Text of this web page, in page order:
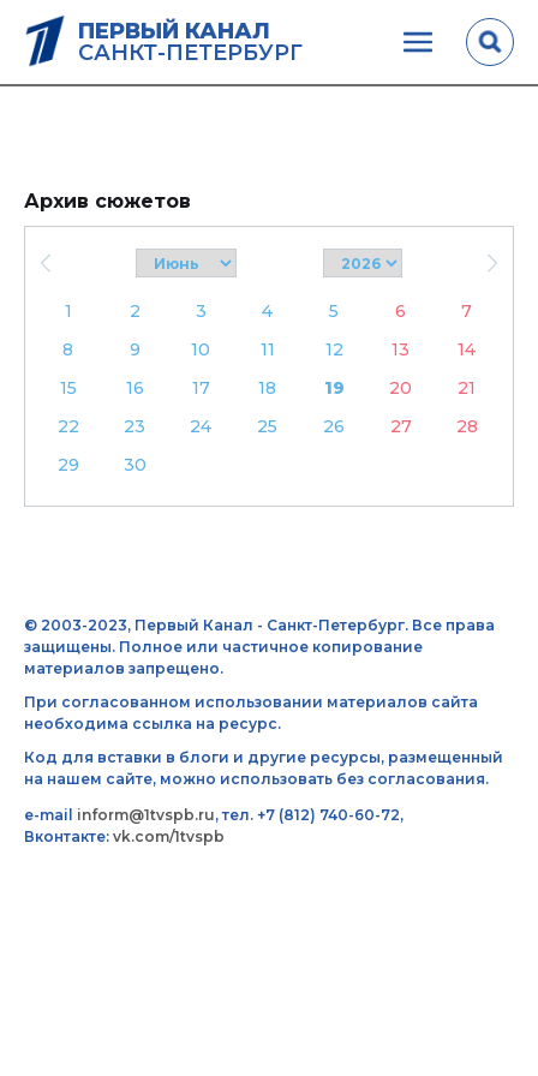
ПЕРВЫЙ КАНАЛ
САНКТ-ПЕТЕРБУРГ
Архив сюжетов
1 2 3 4 5 6
7
8
9 10 11 12 13
14
15
16 17 18 19 20
21
22
23 24 25 26 27
28
29
30
© 2003-2023, Первый Канал - Санкт-Петербург. Все права
защищены. Полное или частичное копирование
материалов запрещено.
При согласованном использовании материалов сайта
необходима ссылка на ресурс.
Код для вставки в блоги и другие ресурсы, размещенный
на нашем сайте, можно использовать без согласования.
e-mail inform@1tvspb.ru, тел. +7 (812) 740-60-72,
Вконтакте: vk.com/1tvspb